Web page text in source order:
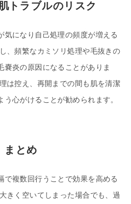
トラブルのリスク
気になり自己処理の頻度が増える
、頻繁なカミソリ処理や毛抜きの
嚢炎の原因になることがありま
は控え、再開までの間も肌を清潔
う心がけることが勧められます。
まとめ
で複数回行うことで効果を高める
きく空いてしまった場合でも、過